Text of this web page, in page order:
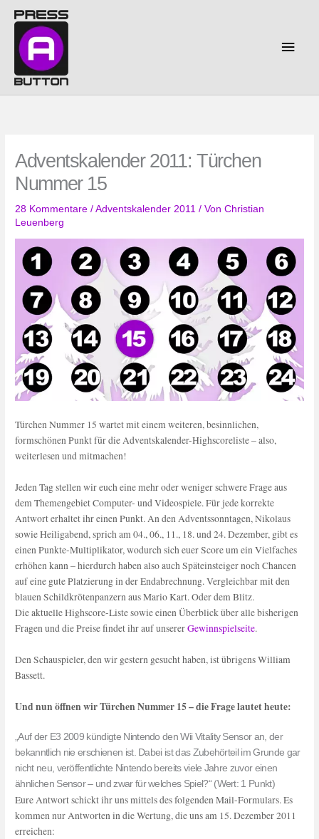
Inhalt
springen
Adventskalender 2011: Türchen
Nummer 15
28 Kommentare /Adventskalender 2011 / VonChristian
Leuenberg
Türchen Nummer 15 wartet mit einem weiteren, besinnlichen,
formschönen Punkt für die Adventskalender-Highscoreliste – also,
weiterlesen und mitmachen!
Jeden Tag stellen wir euch eine mehr oder weniger schwere Frage aus
dem Themengebiet Computer- und Videospiele. Für jede korrekte
Antwort erhaltet ihr einen Punkt. An den Adventssonntagen, Nikolaus
sowie Heiligabend, sprich am 04., 06., 11., 18. und 24. Dezember, gibt es
einen Punkte-Multiplikator, wodurch sich euer Score um ein Vielfaches
erhöhen kann – hierdurch haben also auch Späteinsteiger noch Chancen
auf eine gute Platzierung in der Endabrechnung. Vergleichbar mit den
blauen Schildkrötenpanzern aus Mario Kart. Oder dem Blitz.
Die aktuelle Highscore-Liste sowie einen Überblick über alle bisherigen
Fragen und die Preise findet ihr auf unsererGewinnspielseite.
Den Schauspieler, den wir gestern gesucht haben, ist übrigens William
Bassett.
Und nun öffnen wir Türchen Nummer 15 – die Frage lautet heute:
„Auf der E3 2009 kündigte Nintendo den Wii Vitality Sensor an, der
bekanntlich nie erschienen ist. Dabei ist das Zubehörteil im Grunde gar
nicht neu, veröffentlichte Nintendo bereits viele Jahre zuvor einen
ähnlichen Sensor – und zwar für welches Spiel?“ (Wert: 1 Punkt)
Eure Antwort schickt ihr uns mittels des folgenden Mail-Formulars. Es
kommen nur Antworten in die Wertung, die uns am 15. Dezember 2011
erreichen: